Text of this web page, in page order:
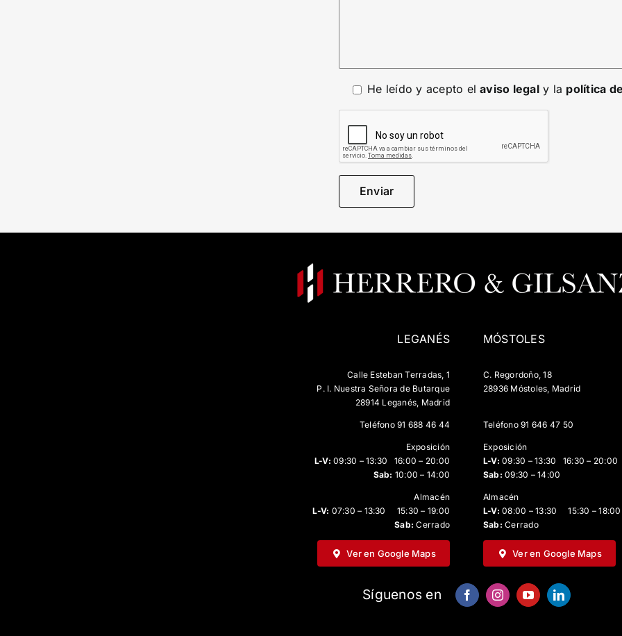
He leído y acepto elaviso legaly la política
LEGANÉS
Calle Esteban Terradas, 1
P. I. Nuestra Señora de Butarque
28914 Leganés, Madrid
MÓSTOLES
C. Regordoño, 18
28936 Móstoles, Madrid
Teléfono91 688 46 44
Exposición
L-V: 09:30 – 13:30 16:00 – 20:00
Sab: 10:00 – 14:00
Almacén
L-V: 07:30 – 13:30 15:30 – 19:00
Sab:Cerrado
Ver en Google Maps
Teléfono91 646 47 50
Exposición
L-V: 09:30 – 13:30 16:30 – 20:00
Sab: 09:30 – 14:00
Almacén
L-V: 08:00 – 13:30 15:30 – 18:00
Sab:Cerrado
Ver en Google Maps
Síguenos en